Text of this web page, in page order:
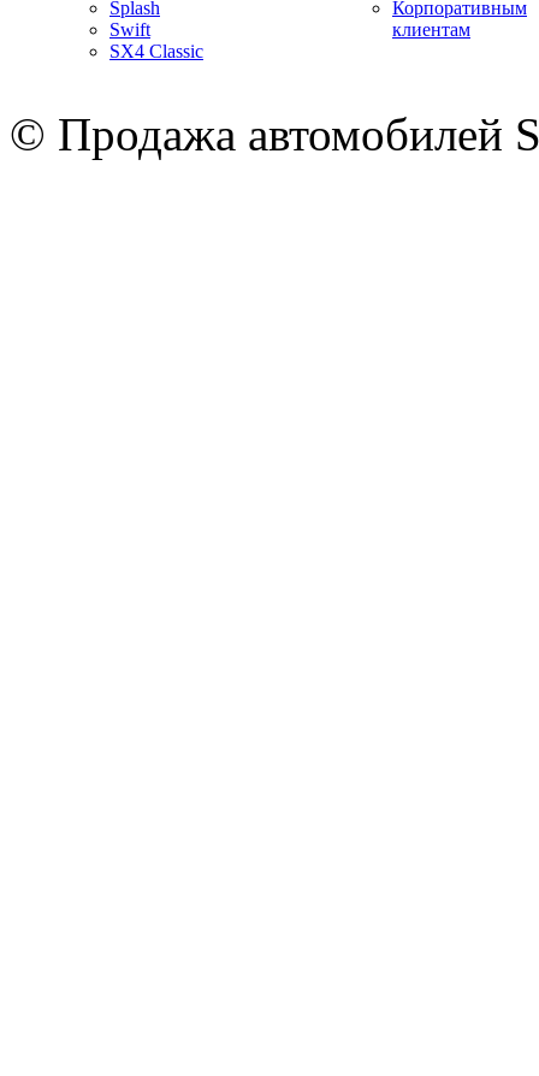
Splash
Swift
SX4 Classic
Корпоративным
клиентам
© Продажа автомобилей